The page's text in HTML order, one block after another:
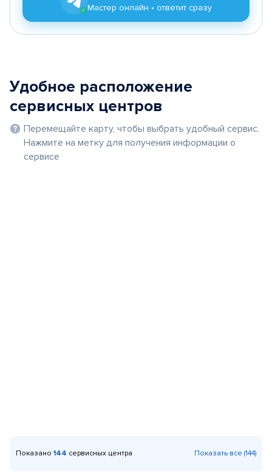
Мастер онлайн • ответит сразу
Удобное расположение
сервисных центров
Перемещайте карту, чтобы выбрать удобный сервис.
Нажмите на метку для получения информации о
сервисе
Показано 144 сервисных центра Показать все (144)